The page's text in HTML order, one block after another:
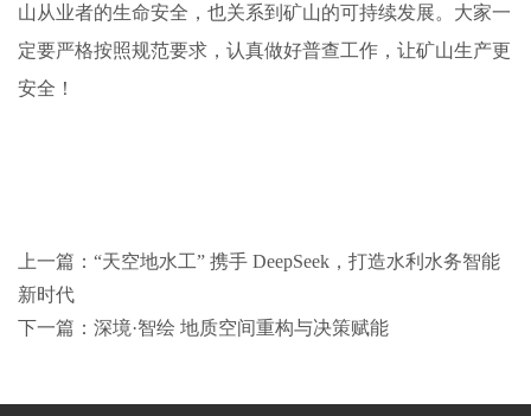
山从业者的生命安全，也关系到矿山的可持续发展。大家一
定要严格按照规范要求，认真做好普查工作，让矿山生产更
安全！
上一篇：“天空地水工” 携手 DeepSeek，打造水利水务智能
新时代
下一篇：深境·智绘 地质空间重构与决策赋能